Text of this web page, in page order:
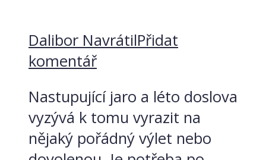
Dalibor NavrátilPřidat
komentář
Nastupující jaro a léto doslova
vyzývá k tomu vyrazit na
nějaký pořádný výlet nebo